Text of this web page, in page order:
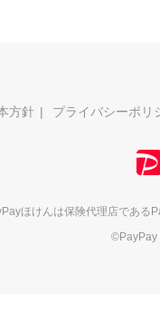
方針 プライバシーポリ
ほけんは保険代理店である
©PayPay